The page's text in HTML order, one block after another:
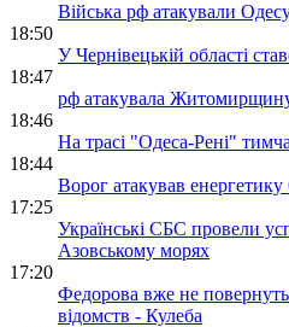
Війська рф атакували
18:50
У Чернівецькій області
18:47
рф атакувала
18:46
На трасі "Одеса-Рені"
18:44
Ворог атакував
17:25
Українські СБС провели
Азовському морях
17:20
Федорова вже не
відомств - Кулеба